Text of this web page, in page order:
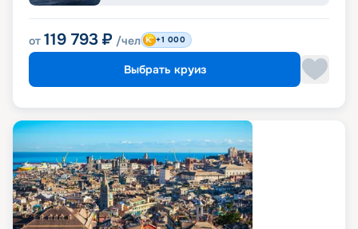
от 119 793 ₽ /чел +1 000
Выбрать круиз